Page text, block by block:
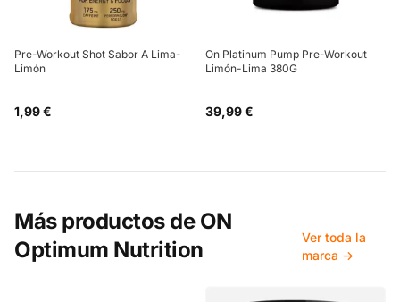
Pre-Workout Shot Sabor A Lima-
Limón
1,99 €
On Platinum Pump Pre-Workout
Limón-Lima 380G
39,99 €
Más productos de ON
Optimum Nutrition
Ver toda la
marca →